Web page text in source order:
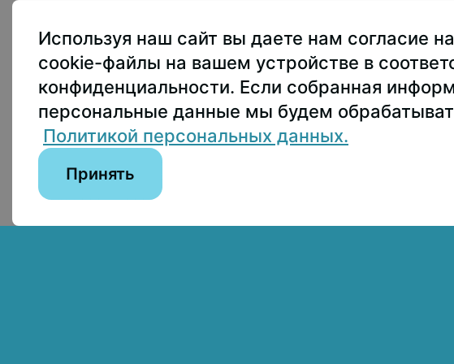
Используя наш сайт вы даете нам согласие
cookie-файлы на вашем устройстве в
конфиденциальности. Если собранная
персональные данные мы будем
Политикой персональных данных.
Принять
по лицензии:
4.0 International
Приёмная ректора
+7 499
Приёмная комиссия +7 499
Пресс-служба +7 499 160-
Сведения об образовательной организации